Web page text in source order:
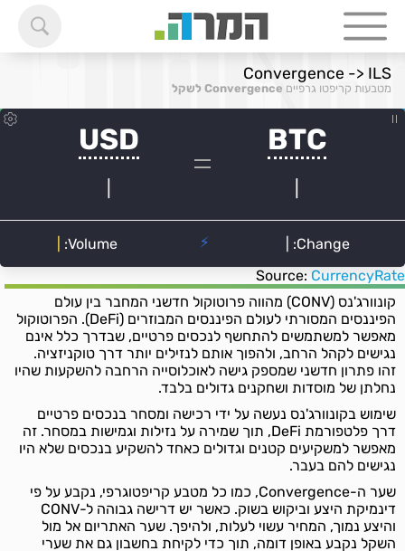
Convergence -> ILS
מטבעות קריפטו גרפיים Convergence לשקל
Source: CurrencyRate
קונוורג'נס (CONV) מהווה פרוטוקול חדשני המחבר בין עולם
הפיננסים המסורתי לעולם הפיננסים המבוזרים (DeFi). הפרוטוקול
מאפשר למשתמשים להתחשף לנכסים פרטיים, שבדרך כלל אינם
נגישים לקהל הרחב, ולהפוך אותם לנזילים יותר דרך טוקניזציה.
זהו פתרון חדשני שמספק גישה לאוכלוסייה הרחבה להשקעות שהיו
נחלתן של מוסדות ושחקנים גדולים בלבד.
שימוש בקונוורג'נס נעשה על ידי רכישה ומסחר בנכסים פרטיים
דרך פלטפורמת DeFi, תוך שמירה על נזילות וגמישות במסחר. זה
מאפשר למשקיעים קטנים וגדולים כאחד להשקיע בנכסים שלא היו
נגישים להם בעבר.
שער ה-Convergence, כמו כל מטבע קריפטוגרפי, נקבע על פי
דינמיקת היצע וביקוש בשוק. כאשר יש דרישה גבוהה ל-CONV
והיצע נמוך, המחיר עשוי לעלות, ולהיפך. שער האתריום אל מול
השקל נקבע באופן דומה, תוך כדי לקיחת בחשבון גם את שערי